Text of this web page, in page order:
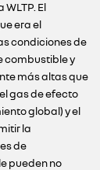
El
era el
condiciones de
combustible y
más altas que
gas de efecto
global) y el
la
de
pueden no